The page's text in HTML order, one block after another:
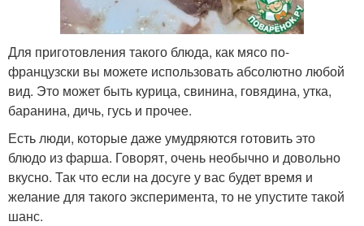
Для приготовления такого блюда, как мясо по-
французски вы можете использовать абсолютно любой
вид. Это может быть курица, свинина, говядина, утка,
баранина, дичь, гусь и прочее.
Есть люди, которые даже умудряются готовить это
блюдо из фарша. Говорят, очень необычно и довольно
вкусно. Так что если на досуге у вас будет время и
желание для такого эксперимента, то не упустите такой
шанс.